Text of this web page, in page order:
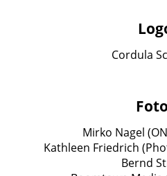
Cordula
Mirko Nagel
Kathleen Friedrich
Bernd